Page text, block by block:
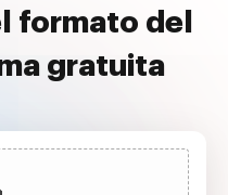
formato del
gratuita